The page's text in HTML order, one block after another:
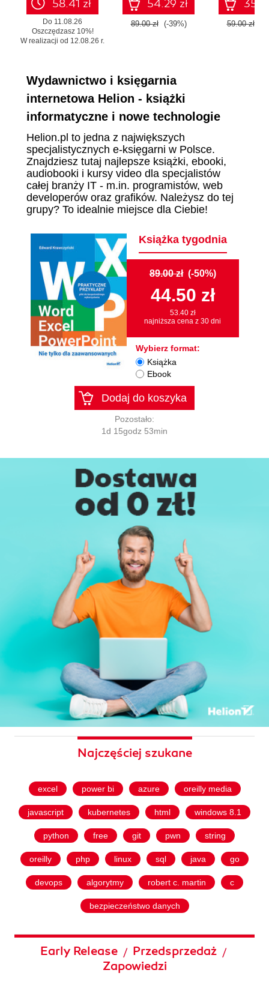
58.41 zł
Do 11.08.26
Oszczędzasz 10%!
W realizacji od 12.08.26 r.
54.29 zł
89.00 zł (-39%) 59.00 zł
Wydawnictwo i księgarnia
internetowa Helion - książki
informatyczne i nowe technologie
Helion.pl to jedna z największych
specjalistycznych e-księgarni w Polsce.
Znajdziesz tutaj najlepsze książki, ebooki,
audiobooki i kursy video dla specjalistów
całej branży IT - m.in. programistów, web
developerów oraz grafików. Należysz do tej
grupy? To idealnie miejsce dla Ciebie!
Książka tygodnia
89.00 zł (-50%)
44.50 zł
53.40 zł
najniższa cena z 30 dni
Wybierz format:
Książka
Ebook
Dodaj do koszyka
Pozostało:
1d 15godz 53min
Najczęściej szukane
excel power bi azure oreilly media
javascript kubernetes html windows 8.1
python free git pwn string
oreilly php linux sql java go
devops algorytmy robert c. martin c
bezpieczeństwo danych
Early Release / Przedsprzedaż /
Zapowiedzi